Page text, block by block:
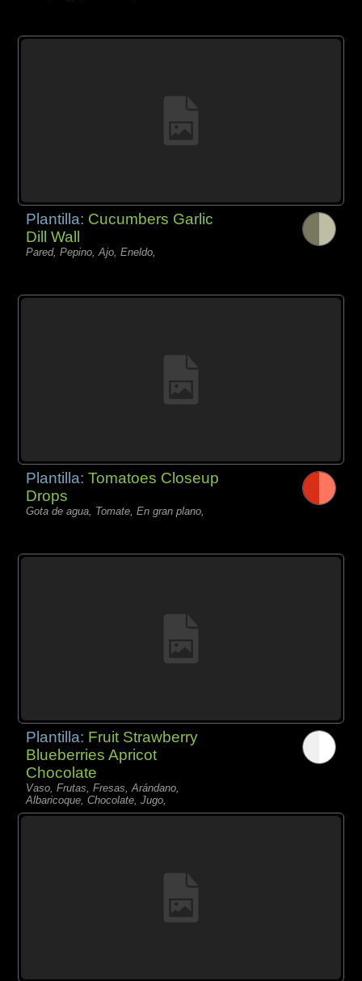
Plantilla: Cucumbers Garlic
Dill Wall
Pared, Pepino, Ajo, Eneldo,
Plantilla:Tomatoes Closeup
Drops
Gota de agua, Tomate, En gran plano,
Plantilla: Fruit Strawberry
Blueberries Apricot
Chocolate
Vaso, Frutas, Fresas, Arándano,
Albaricoque, Chocolate, Jugo,